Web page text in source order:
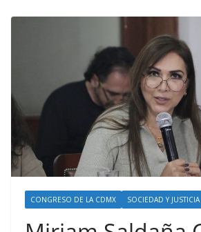
CONGRESO DE LA CDMX SOCIEDAD Y JUSTICIA